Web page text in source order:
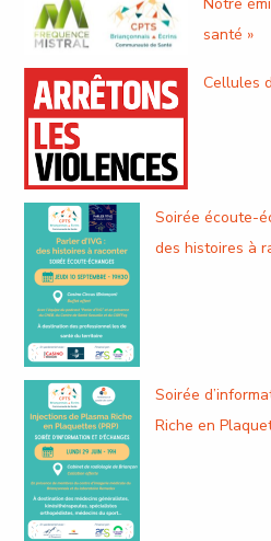
santé »
Cellules
Soirée écoute-
des histoires à
Soirée
Riche en